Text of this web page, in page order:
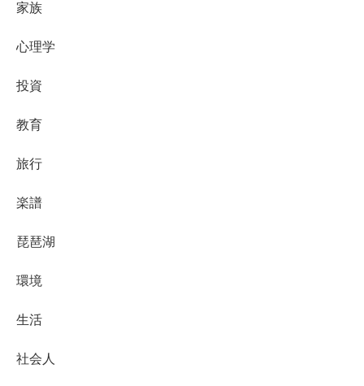
家族
心理学
投資
教育
旅行
楽譜
琵琶湖
環境
生活
社会人